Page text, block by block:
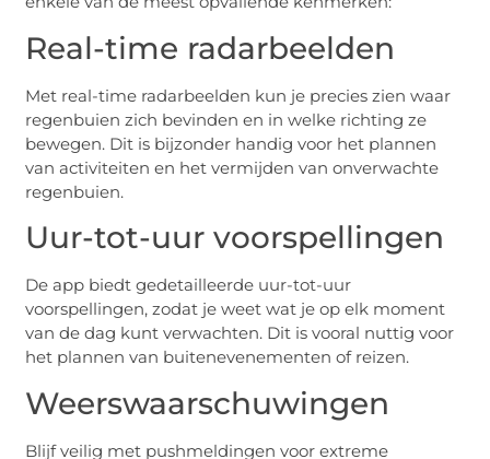
Real-time radarbeelden
Met real-time radarbeelden kun je precies zien waar
regenbuien zich bevinden en in welke richting ze
bewegen. Dit is bijzonder handig voor het plannen
van activiteiten en het vermijden van onverwachte
regenbuien.
Uur-tot-uur voorspellingen
De app biedt gedetailleerde uur-tot-uur
voorspellingen, zodat je weet wat je op elk moment
van de dag kunt verwachten. Dit is vooral nuttig voor
het plannen van buitenevenementen of reizen.
Weerswaarschuwingen
Blijf veilig met pushmeldingen voor extreme